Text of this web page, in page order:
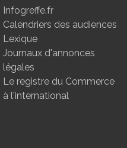
Infogreffe.fr
Calendriers des audiences
Lexique
Journaux d'annonces
légales
Le registre du Commerce
à l'international